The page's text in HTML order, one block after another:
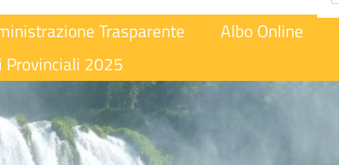
Trasparente Albo Online
Provinciali 2025